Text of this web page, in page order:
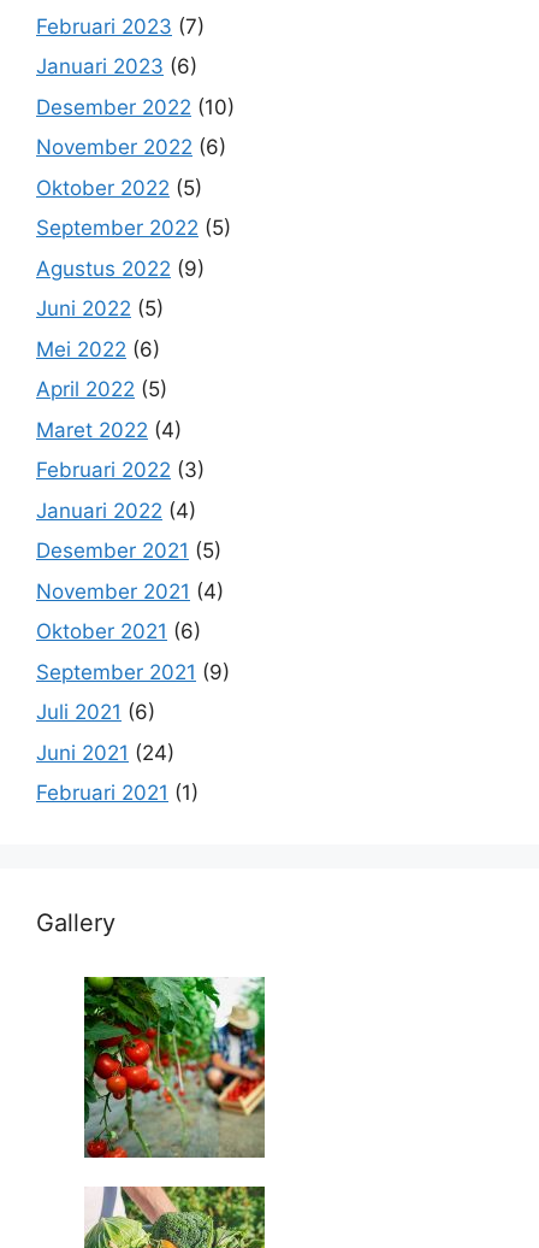
Februari 2023 (7)
Januari 2023 (6)
Desember 2022 (10)
November 2022 (6)
Oktober 2022 (5)
September 2022 (5)
Agustus 2022 (9)
Juni 2022 (5)
Mei 2022 (6)
April 2022 (5)
Maret 2022 (4)
Februari 2022 (3)
Januari 2022 (4)
Desember 2021 (5)
November 2021 (4)
Oktober 2021 (6)
September 2021 (9)
Juli 2021 (6)
Juni 2021 (24)
Februari 2021 (1)
Gallery